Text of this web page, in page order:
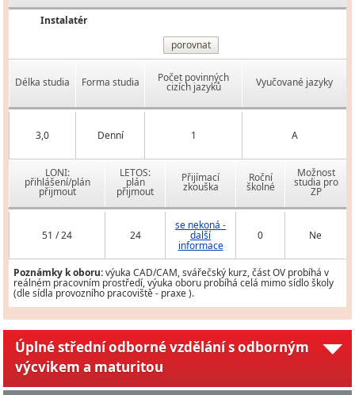
Instalatér
porovnat
Délka studia Forma studia Počet povinných
cizích jazyků Vyučované jazyky
3,0 Denní 1 A
LONI:
přihlášení/plán
přijmout
LETOS:
plán
přijmout
Přijímací
zkouška
Roční
školné
Možnost
studia pro
ZP
51 / 24 24
se nekoná -
další
informace
0 Ne
Poznámky k oboru:výuka CAD/CAM, svářečský kurz, část OV probíhá v
reálném pracovním prostředí, výuka oboru probíhá celá mimo sídlo školy
(dle sídla provozního pracoviště - praxe ).
Úplné střední odborné vzdělání s odborným
výcvikem a maturitou